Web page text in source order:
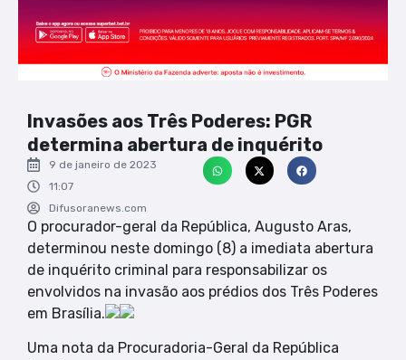
Invasões aos Três Poderes: PGR
determina abertura de inquérito
9 de janeiro de 2023
11:07
Difusoranews.com
O procurador-geral da República, Augusto Aras,
determinou neste domingo (8) a imediata abertura
de inquérito criminal para responsabilizar os
envolvidos na invasão aos prédios dos Três Poderes
em Brasília.
Uma nota da Procuradoria-Geral da República